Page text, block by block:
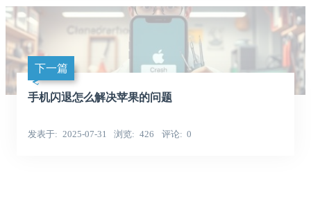
下一篇
手机闪退怎么解决苹果的问题
发表于 2025-07-31 浏览 426 评论 0